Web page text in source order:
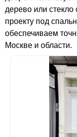
дерево или стекло
проекту под
обеспечиваем
Москве и области.